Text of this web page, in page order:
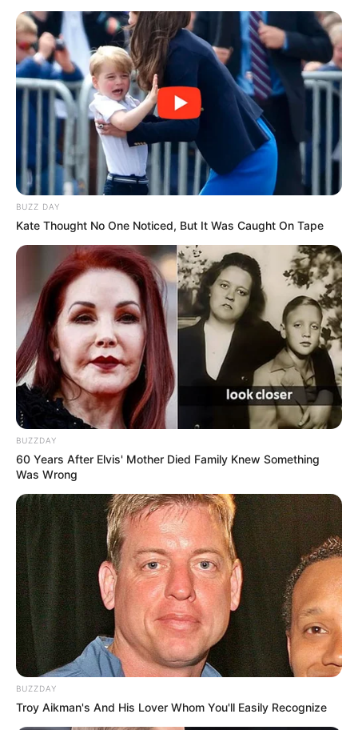
BUZZ DAY
Kate Thought No One Noticed, But It Was Caught On Tape
BUZZDAY
60 Years After Elvis' Mother Died Family Knew Something
Was Wrong
BUZZDAY
Troy Aikman's And His Lover Whom You'll Easily Recognize